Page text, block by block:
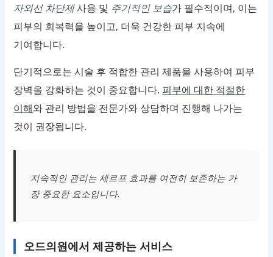
자외선 차단제사용 및 주기적인 보습가 필수적이며, 이는
피부의 회복력을 높이고, 더욱 건강한 피부 지속에
기여합니다.
단기적으로는 시술 후 적합한 관리 제품을 사용하여 피부
장벽을 강화하는 것이 중요합니다. 피부에 대한 적절한
이해와 관리 방법을 전문가와 상담하며 진행해 나가는
것이 권장됩니다.
지속적인 관리는 세르프 효과를 여전히 보존하는 가
장 중요한 요소입니다.
오드의원에서 제공하는 서비스